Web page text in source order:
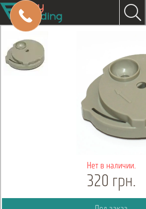
Нет в наличии.
320 грн.